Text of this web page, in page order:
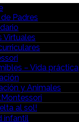
Padres
Virtuales
– Vida práctica
y Animales
al sol!
infantil